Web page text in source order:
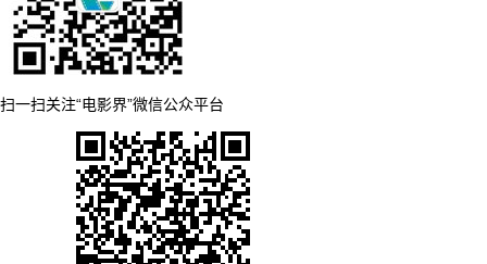
扫一扫关注“电影界”微信公众平台